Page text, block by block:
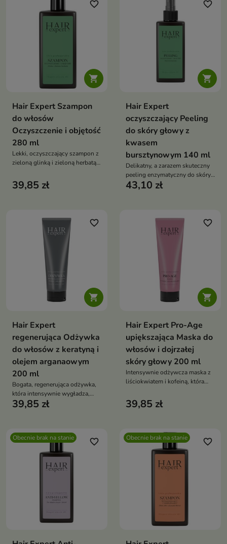
kondycjonującej formule

favorite_border
Hair Expert Szampon
do włosów
Oczyszczenie i objętość
280 ml
Lekki, oczyszczający szampon z
zieloną glinką i zieloną herbatą,
dodaje włosom objętości i
zapewnia długotrwałą lekkość
39,85 zł

favorite_border
Hair Expert
oczyszczający Peeling
do skóry głowy z
kwasem
bursztynowym 140 ml
Delikatny, a zarazem skuteczny
peeling enzymatyczny do skóry
głowy z AHA i kwasem
pozostawiając je świeże, lekkie i
pełne objętości
43,10 zł

favorite_border
Hair Expert
regenerująca Odżywka
do włosów z keratyną i
olejem arganaowym
200 ml
Bogata, regenerująca odżywka,
która intensywnie wygładza,
wzmacnia i odżywia włosy
elastyczne i pełne blasku
39,85 zł

favorite_border
Hair Expert Pro-Age
upiększająca Maska do
włosów i dojrzałej
skóry głowy 200 ml
Intensywnie odżywcza maska z
liściokwiatem i kofeiną, która
sprężystość, miękkość i
jedwabistą gładkość już po
39,85 zł
Obecnie brak na stanie favorite_border Obecnie brak na stanie favorite_border